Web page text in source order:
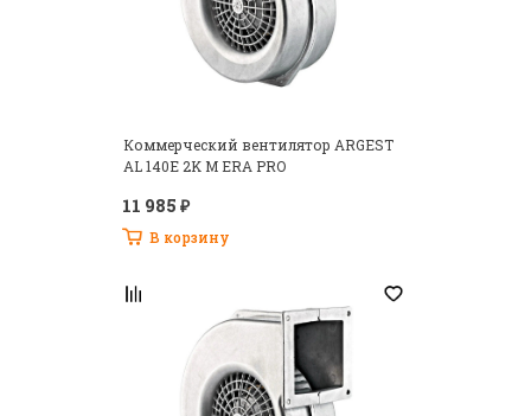
Коммерческий вентилятор ARGEST
AL 140E 2K M ERA PRO
11 985 ₽
В корзину